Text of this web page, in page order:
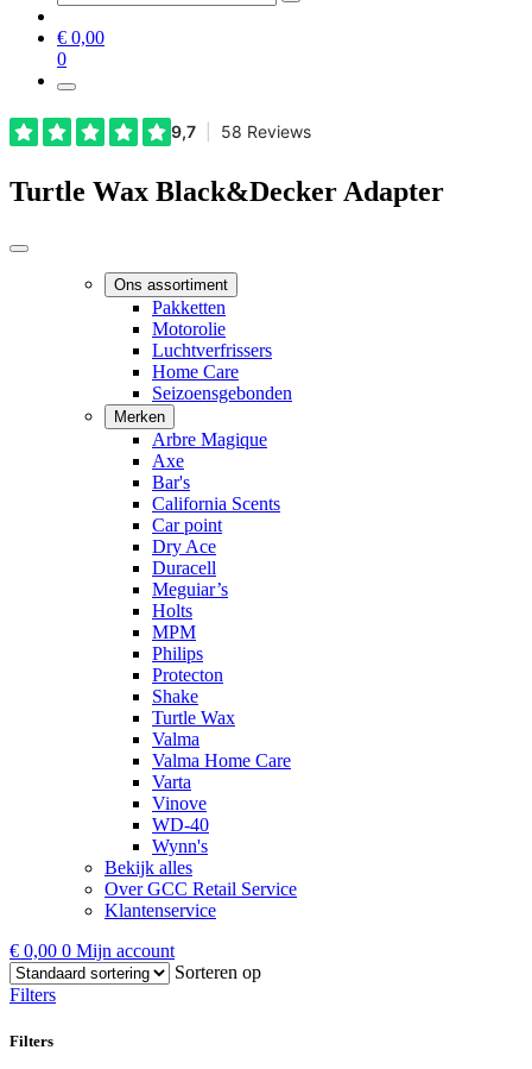
€ 0,00
0
Turtle Wax Black&Decker Adapter
Ons assortiment
Pakketten
Motorolie
Luchtverfrissers
Home Care
Seizoensgebonden
Merken
Arbre Magique
Axe
Bar's
California Scents
Car point
Dry Ace
Duracell
Meguiar’s
Holts
MPM
Philips
Protecton
Shake
Turtle Wax
Valma
Valma Home Care
Varta
Vinove
WD-40
Wynn's
Bekijk alles
Over GCC Retail Service
Klantenservice
€ 0,00 0 Mijn account
Sorteren op
Filters
Filters